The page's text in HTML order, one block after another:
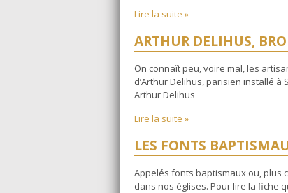
Lire la suite »
ARTHUR DELIHUS,
On connaît peu, voire mal, les
d’Arthur Delihus, parisien installé à
Arthur Delihus
Lire la suite »
LES FONTS
Appelés fonts baptismaux ou, plus
dans nos églises. Pour lire la fiche